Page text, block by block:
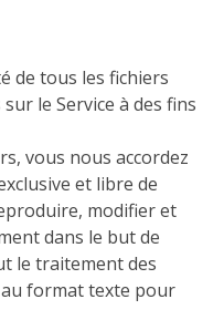
de tous les fichiers
le Service à des fins
vous nous accordez
et libre de
modifier et
dans le but de
le traitement des
format texte pour